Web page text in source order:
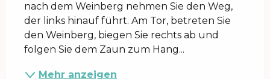
nach dem Weinberg nehmen Sie den Weg,
der links hinauf führt. Am Tor, betreten Sie
den Weinberg, biegen Sie rechts ab und
folgen Sie dem Zaun zum Hang...
Mehr anzeigen